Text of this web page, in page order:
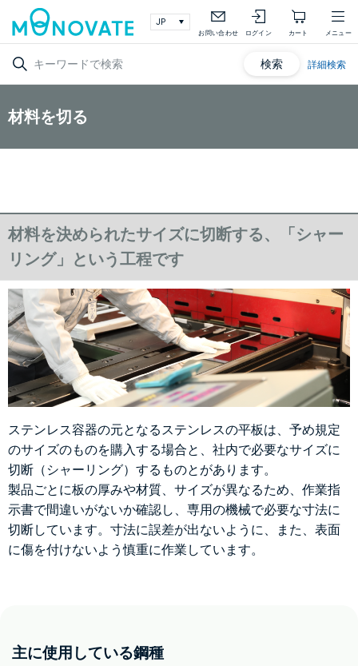
お問い合わせ ログイン カート メニュー
検索 詳細検索
材料を切る
材料を決められたサイズに切断する、「シャー
リング」という工程です
ステンレス容器の元となるステンレスの平板は、予め規定
のサイズのものを購入する場合と、 社内で必要なサイズに
切断（シャーリング）するものとがあります。
製品ごとに板の厚みや材質、サイズが異なるため、 作業指
示書で間違いがないか確認し、専用の機械で必要な寸法に
切断しています。 寸法に誤差が出ないように、また、表面
に傷を付けないよう慎重に作業しています。
主に使用している鋼種